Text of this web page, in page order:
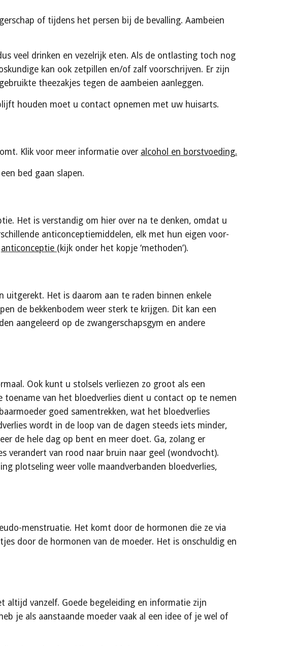
of tijdens het persen bij de bevalling. Aambeien
veel drinken en vezelrijk eten. Als de ontlasting toch nog
kan ook zetpillen en/of zalf voorschrijven. Er zijn
theezakjes tegen de aambeien aanleggen.
houden moet u contact opnemen met uw huisarts.
Klik voor meer informatie over alcohol en borstvoeding.
bed gaan slapen.
Het is verstandig om hier over na te denken, omdat u
anticonceptiemiddelen, elk met hun eigen voor-
anticonceptie (kijk onder het kopje ‘methoden’).
uitgerekt. Het is daarom aan te raden binnen enkele
de bekkenbodem weer sterk te krijgen. Dit kan een
aangeleerd op de zwangerschapsgym en andere
Ook kunt u stolsels verliezen zo groot als een
van het bloedverlies dient u contact op te nemen
goed samentrekken, wat het bloedverlies
wordt in de loop van de dagen steeds iets minder,
de hele dag op bent en meer doet. Ga, zolang er
verandert van rood naar bruin naar geel (wondvocht).
plotseling weer volle maandverbanden bloedverlies,
menstruatie. Het komt door de hormonen die ze via
door de hormonen van de moeder. Het is onschuldig en
altijd vanzelf. Goede begeleiding en informatie zijn
je als aanstaande moeder vaak al een idee of je wel of